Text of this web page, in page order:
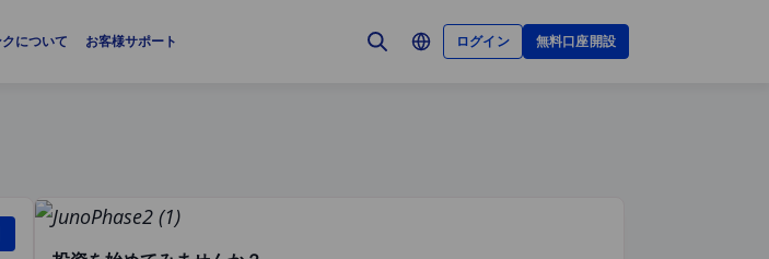
について お客様サポート ログイン 無料口座開設